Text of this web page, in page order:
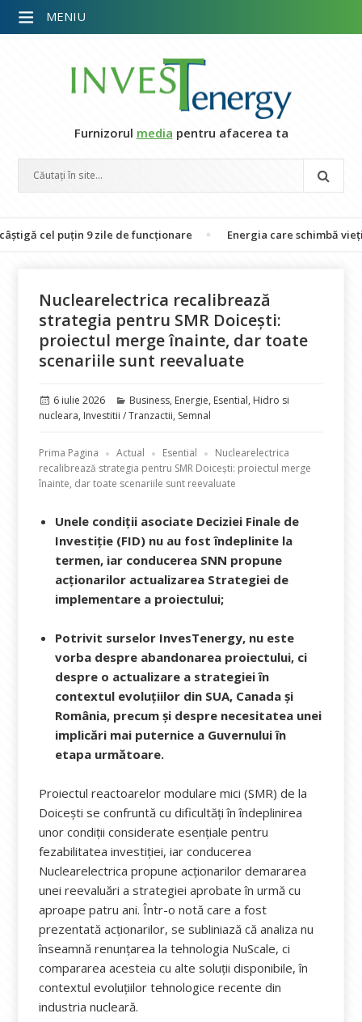
Furnizorul media pentru afacerea ta
puțin 9 zile de funcționare Energia care schimbă vieți: 26 de
Nuclearelectrica recalibrează
strategia pentru SMR Doicești:
proiectul merge înainte, dar toate
scenariile sunt reevaluate
Publicat
pe
6 iulie 2026 Categorii
Business, Energie, Esential, Hidro si
nucleara, Investitii / Tranzactii, Semnal
Prima Pagina Actual Esential
Nuclearelectrica
recalibrează strategia pentru SMR Doicești: proiectul merge
înainte, dar toate scenariile sunt reevaluate
Unele condiții asociate Deciziei Finale de
Investiție (FID) nu au fost îndeplinite la
termen, iar conducerea SNN propune
acționarilor actualizarea Strategiei de
implementare a proiectului;
Potrivit surselor InvesTenergy, nu este
vorba despre abandonarea proiectului, ci
despre o actualizare a strategiei în
contextul evoluțiilor din SUA, Canada și
România, precum și despre necesitatea unei
implicări mai puternice a Guvernului în
etapa următoare.
Proiectul reactoarelor modulare mici (SMR) de la
Doicești se confruntă cu dificultăți în îndeplinirea
unor condiții considerate esențiale pentru
fezabilitatea investiției, iar conducerea
Nuclearelectrica propune acționarilor demararea
unei reevaluări a strategiei aprobate în urmă cu
aproape patru ani. Într-o notă care a fost
prezentată acționarilor, se subliniază că analiza nu
înseamnă renunțarea la tehnologia NuScale, ci
compararea acesteia cu alte soluții disponibile, în
contextul evoluțiilor tehnologice recente din
industria nucleară.
MENIU